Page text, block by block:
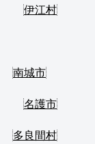
伊江村
南城市
名護市
多良間村